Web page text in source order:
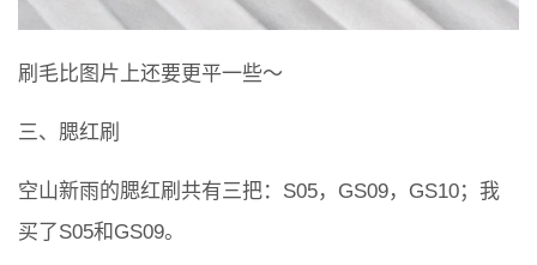
刷毛比图片上还要更平一些～
三、腮红刷
空山新雨的腮红刷共有三把：S05，GS09，GS10；我
买了S05和GS09。